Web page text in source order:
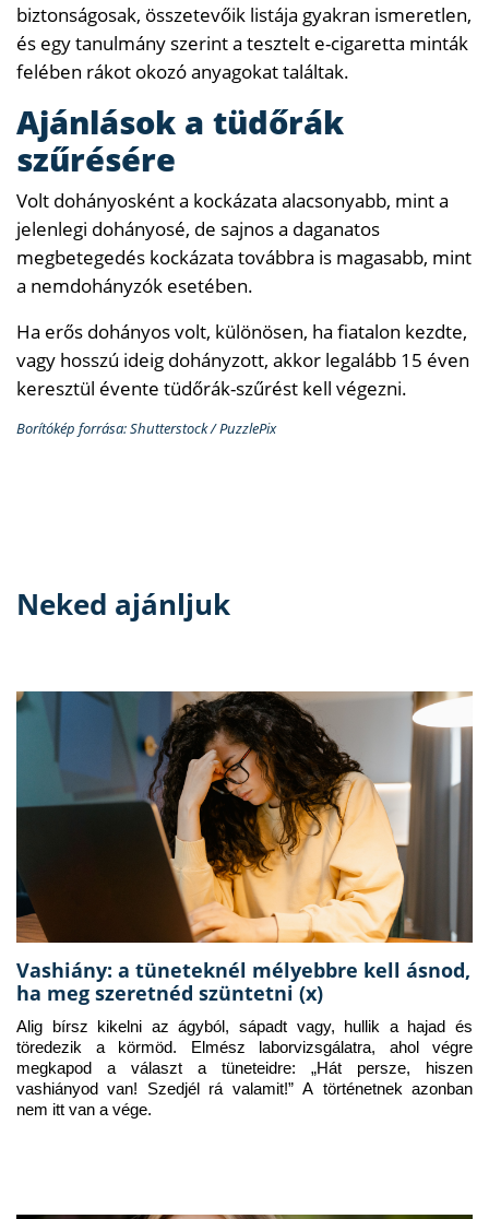
biztonságosak, összetevőik listája gyakran ismeretlen,
és egy tanulmány szerint a tesztelt e-cigaretta minták
felében rákot okozó anyagokat találtak.
Ajánlások a tüdőrák
szűrésére
Volt dohányosként a kockázata alacsonyabb, mint a
jelenlegi dohányosé, de sajnos a daganatos
megbetegedés kockázata továbbra is magasabb, mint
a nemdohányzók esetében.
Ha erős dohányos volt, különösen, ha fiatalon kezdte,
vagy hosszú ideig dohányzott, akkor legalább 15 éven
keresztül évente tüdőrák-szűrést kell végezni.
Borítókép forrása: Shutterstock / PuzzlePix
Neked ajánljuk
Vashiány: a tüneteknél mélyebbre kell ásnod,
ha meg szeretnéd szüntetni (x)
Alig bírsz kikelni az ágyból, sápadt vagy, hullik a hajad és
töredezik a körmöd. Elmész laborvizsgálatra, ahol végre
megkapod a választ a tüneteidre: „Hát persze, hiszen
vashiányod van! Szedjél rá valamit!” A történetnek azonban
nem itt van a vége.